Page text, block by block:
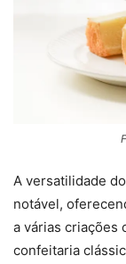
A versatilidade
notável,
a várias criações
confeitaria